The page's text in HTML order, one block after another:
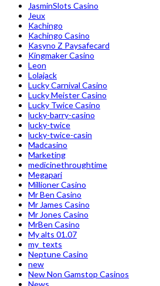
JasminSlots Casino
Jeux
Kachingo
Kachingo Casino
Kasyno Z Paysafecard
Kingmaker Casino
Leon
Lolajack
Lucky Carnival Casino
Lucky Meister Casino
Lucky Twice Casino
lucky-barry-casino
lucky-twice
lucky-twice-casin
Madcasino
Marketing
medicinethroughtime
Megapari
Millioner Casino
Mr Ben Casino
Mr James Casino
Mr Jones Casino
MrBen Casino
My alts 01.07
my_texts
Neptune Casino
new
New Non Gamstop Casinos
News